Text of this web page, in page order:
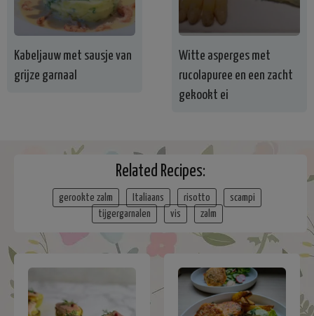
Kabeljauw met sausje van
grijze garnaal
Witte asperges met
rucolapuree en een zacht
gekookt ei
Related Recipes:
gerookte zalm Italiaans risotto
scampi
tijgergarnalen
vis zalm